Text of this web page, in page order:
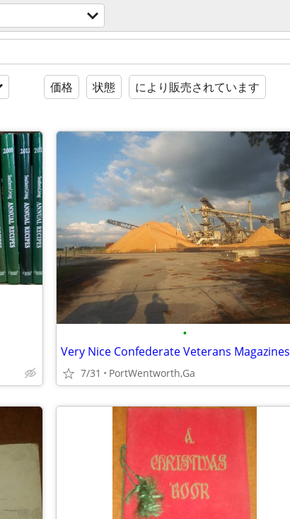
価格 状態 により販売されています
•
Very Nice Confederate Veterans Magazines
7/31 PortWentworth,Ga